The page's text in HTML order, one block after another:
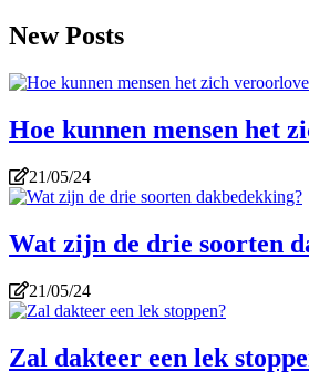
New Posts
Hoe kunnen mensen het
21/05/24
Wat zijn de drie soorten
21/05/24
Zal dakteer een lek